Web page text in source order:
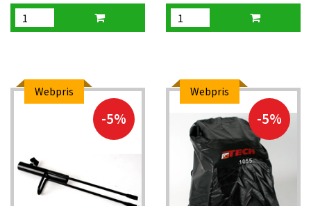
Webpris
-5%
Webpris
-5%